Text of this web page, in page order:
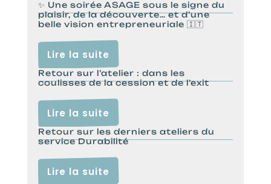
✨ Une soirée ASAGE sous le signe du
plaisir, de la découverte… et d’une
belle vision entrepreneuriale 🇮🇹
Lire la suite
Retour sur l’atelier : dans les
coulisses de la cession et de l’exit
Lire la suite
Retour sur les derniers ateliers du
service Durabilité
Lire la suite